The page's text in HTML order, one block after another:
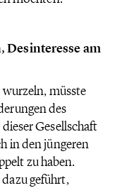
Desinteresse am
wurzeln, müsste
des
Gesellschaft
in den jüngeren
zu haben.
geführt,